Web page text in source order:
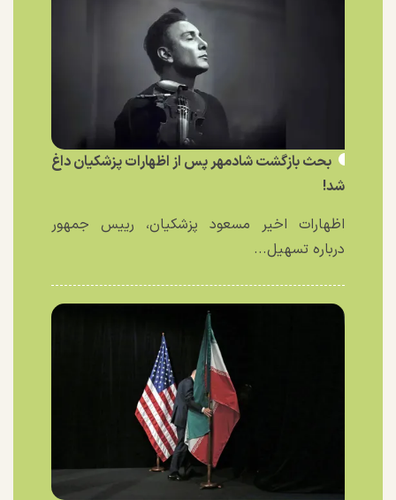
بحث بازگشت شادمهر پس از اظهارات پزشکیان داغ
شد!
اظهارات اخیر مسعود پزشکیان، رییس جمهور
درباره تسهیل...